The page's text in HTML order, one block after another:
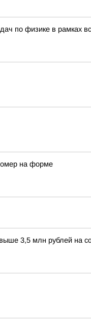
по физике в рамках
на форме
3,5 млн рублей на